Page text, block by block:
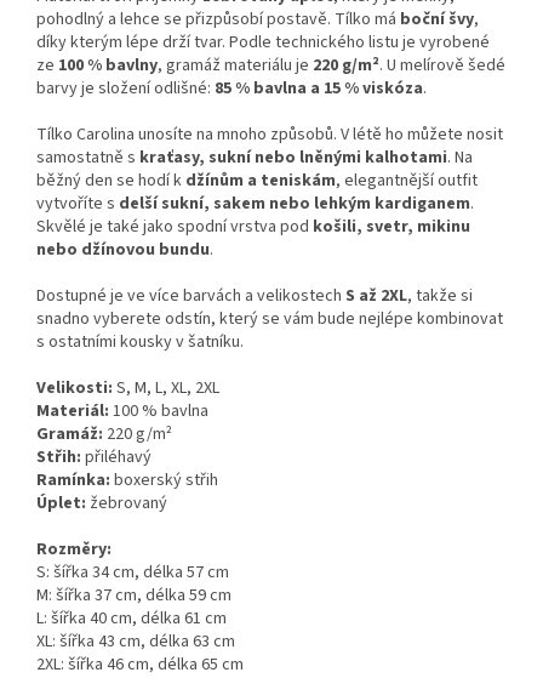
pohodlný a lehce se přizpůsobí postavě. Tílko má boční švy,
díky kterým lépe drží tvar. Podle technického listu je vyrobené
ze 100 % bavlny, gramáž materiálu je 220 g/m². U melírově šedé
barvy je složení odlišné: 85 % bavlna a 15 % viskóza.
Tílko Carolina unosíte na mnoho způsobů. V létě ho můžete nosit
samostatně s kraťasy, sukní nebo lněnými kalhotami. Na
běžný den se hodí k džínům a teniskám, elegantnější outfit
vytvoříte s delší sukní, sakem nebo lehkým kardiganem.
Skvělé je také jako spodní vrstva pod košili, svetr, mikinu
nebo džínovou bundu.
Dostupné je ve více barvách a velikostech S až 2XL, takže si
snadno vyberete odstín, který se vám bude nejlépe kombinovat
s ostatními kousky v šatníku.
Velikosti: S, M, L, XL, 2XL
Materiál: 100 % bavlna
Gramáž: 220 g/m²
Střih: přiléhavý
Ramínka: boxerský střih
Úplet: žebrovaný
Rozměry:
S: šířka 34 cm, délka 57 cm
M: šířka 37 cm, délka 59 cm
L: šířka 40 cm, délka 61 cm
XL: šířka 43 cm, délka 63 cm
2XL: šířka 46 cm, délka 65 cm